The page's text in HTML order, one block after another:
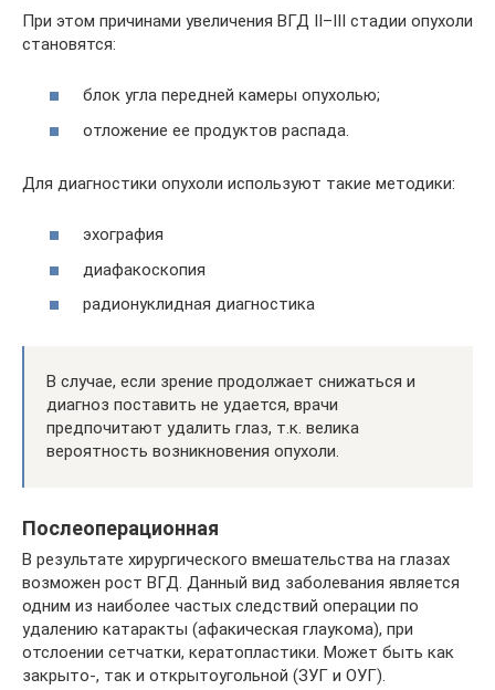
При этом причинами увеличения ВГД II–III стадии опухоли
становятся:
блок угла передней камеры опухолью;
отложение ее продуктов распада.
Для диагностики опухоли используют такие методики:
эхография
диафакоскопия
радионуклидная диагностика
В случае, если зрение продолжает снижаться и
диагноз поставить не удается, врачи
предпочитают удалить глаз, т.к. велика
вероятность возникновения опухоли.
Послеоперационная
В результате хирургического вмешательства на глазах
возможен рост ВГД. Данный вид заболевания является
одним из наиболее частых следствий операции по
удалению катаракты (афакическая глаукома), при
отслоении сетчатки, кератопластики. Может быть как
закрыто-, так и открытоугольной (ЗУГ и ОУГ).